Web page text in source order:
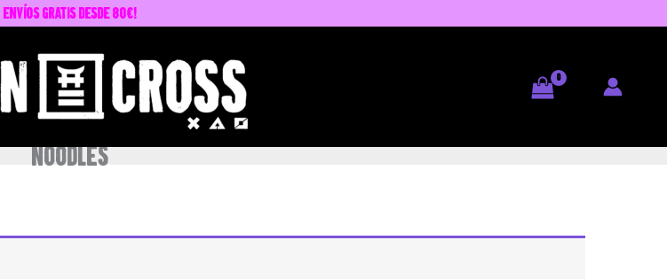
envíos GRATIS desde 80€!
noodles